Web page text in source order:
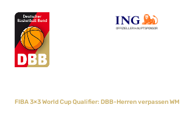
OFFIZIELLER HAUPTSPONSOR
FIBA 3×3 World Cup Qualifier: DBB-Herren verpassen WM